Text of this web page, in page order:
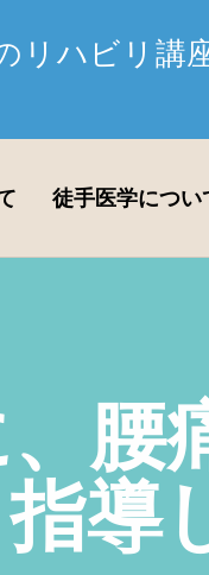
リハビリ講
徒手医学につい
腰
指導